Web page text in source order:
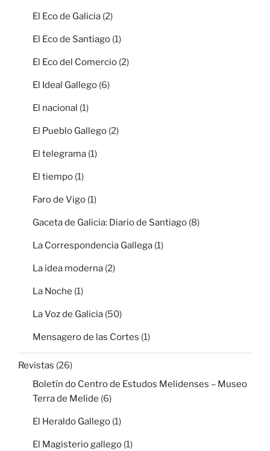
El Eco de Galicia (2)
El Eco de Santiago (1)
El Eco del Comercio (2)
El Ideal Gallego (6)
El nacional (1)
El Pueblo Gallego (2)
El telegrama (1)
El tiempo (1)
Faro de Vigo (1)
Gaceta de Galicia: Diario de Santiago (8)
La Correspondencia Gallega (1)
La idea moderna (2)
La Noche (1)
La Voz de Galicia (50)
Mensagero de las Cortes (1)
Revistas (26)
Boletín do Centro de Estudos Melidenses – Museo
Terra de Melide (6)
El Heraldo Gallego (1)
El Magisterio gallego (1)